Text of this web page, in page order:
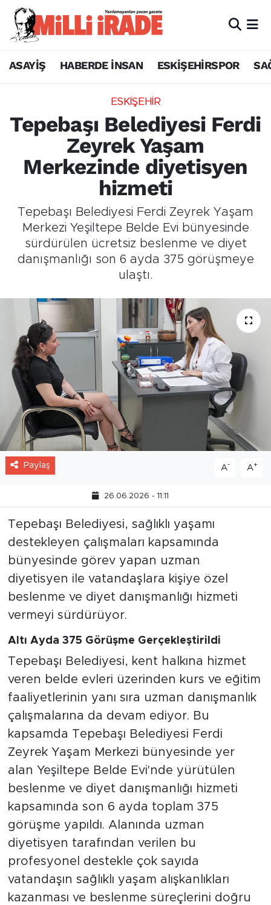
ASAYİŞ HABERDE İNSAN ESKİŞEHİRSPOR
ESKİŞEHİR
Tepebaşı Belediyesi Ferdi
Zeyrek Yaşam
Merkezinde diyetisyen
hizmeti
Tepebaşı Belediyesi Ferdi Zeyrek Yaşam
Merkezi Yeşiltepe Belde Evi bünyesinde
sürdürülen ücretsiz beslenme ve diyet
danışmanlığı son 6 ayda 375 görüşmeye
ulaştı.
Paylaş A- A+
26.06.2026 - 11:11
Tepebaşı Belediyesi, sağlıklı yaşamı
destekleyen çalışmaları kapsamında
bünyesinde görev yapan uzman
diyetisyen ile vatandaşlara kişiye özel
beslenme ve diyet danışmanlığı hizmeti
vermeyi sürdürüyor.
Altı Ayda 375 Görüşme Gerçekleştirildi
Tepebaşı Belediyesi, kent halkına hizmet
veren belde evleri üzerinden kurs ve eğitim
faaliyetlerinin yanı sıra uzman danışmanlık
çalışmalarına da devam ediyor. Bu
kapsamda Tepebaşı Belediyesi Ferdi
Zeyrek Yaşam Merkezi bünyesinde yer
alan Yeşiltepe Belde Evi'nde yürütülen
beslenme ve diyet danışmanlığı hizmeti
kapsamında son 6 ayda toplam 375
görüşme yapıldı. Alanında uzman
diyetisyen tarafından verilen bu
profesyonel destekle çok sayıda
vatandaşın sağlıklı yaşam alışkanlıkları
kazanması ve beslenme süreçlerini doğru